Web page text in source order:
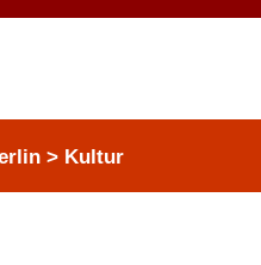
> Kultur